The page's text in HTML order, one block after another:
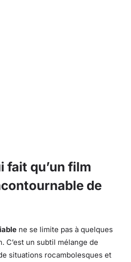
fait qu’un film
de
ne se limite pas à quelques
C’est un subtil mélange de
situations rocambolesques et